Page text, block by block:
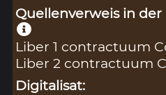
Quellenverweis in
Liber 1 contractuum
Liber 2 contractuum
Digitalisat: